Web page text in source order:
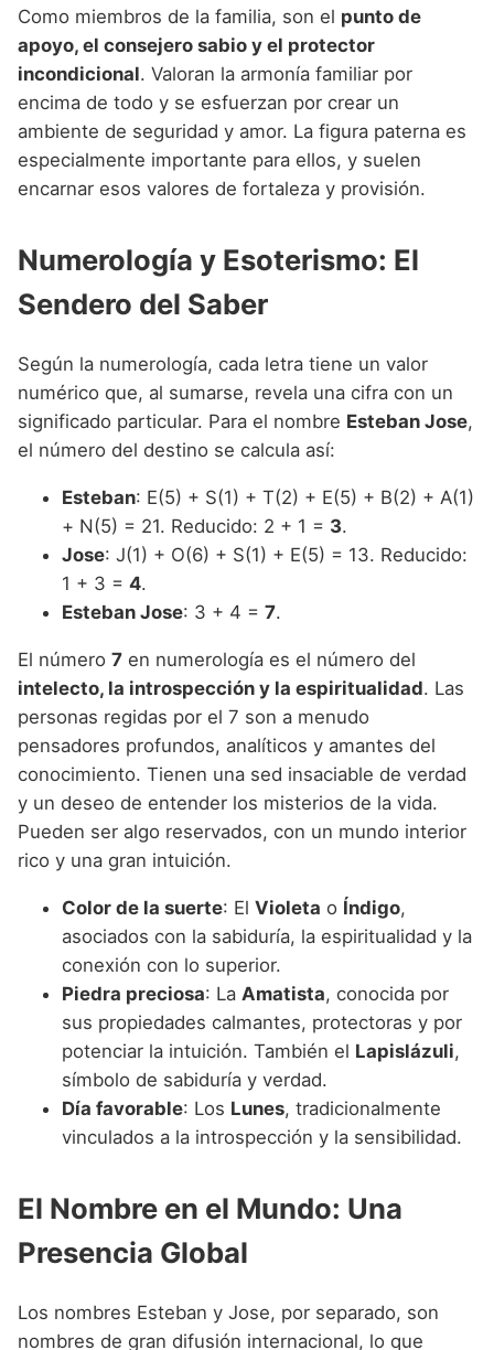
Como miembros de la familia, son el punto de
apoyo, el consejero sabio y el protector
incondicional. Valoran la armonía familiar por
encima de todo y se esfuerzan por crear un
ambiente de seguridad y amor. La figura paterna es
especialmente importante para ellos, y suelen
encarnar esos valores de fortaleza y provisión.
Numerología y Esoterismo: El
Sendero del Saber
Según la numerología, cada letra tiene un valor
numérico que, al sumarse, revela una cifra con un
significado particular. Para el nombre Esteban Jose,
el número del destino se calcula así:
Esteban: E(5) + S(1) + T(2) + E(5) + B(2) + A(1)
+ N(5) = 21. Reducido: 2 + 1 = 3.
Jose: J(1) + O(6) + S(1) + E(5) = 13. Reducido:
1 + 3 = 4.
Esteban Jose: 3 + 4 = 7.
El número 7 en numerología es el número del
intelecto, la introspección y la espiritualidad. Las
personas regidas por el 7 son a menudo
pensadores profundos, analíticos y amantes del
conocimiento. Tienen una sed insaciable de verdad
y un deseo de entender los misterios de la vida.
Pueden ser algo reservados, con un mundo interior
rico y una gran intuición.
Color de la suerte: El Violeta o Índigo,
asociados con la sabiduría, la espiritualidad y la
conexión con lo superior.
Piedra preciosa: La Amatista, conocida por
sus propiedades calmantes, protectoras y por
potenciar la intuición. También el Lapislázuli,
símbolo de sabiduría y verdad.
Día favorable: Los Lunes, tradicionalmente
vinculados a la introspección y la sensibilidad.
El Nombre en el Mundo: Una
Presencia Global
Los nombres Esteban y Jose, por separado, son
nombres de gran difusión internacional, lo que